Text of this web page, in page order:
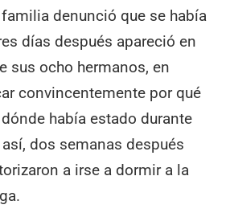
denunció que se había
días después apareció en
sus ocho hermanos, en
convincentemente por qué
había estado durante
dos semanas después
a irse a dormir a la